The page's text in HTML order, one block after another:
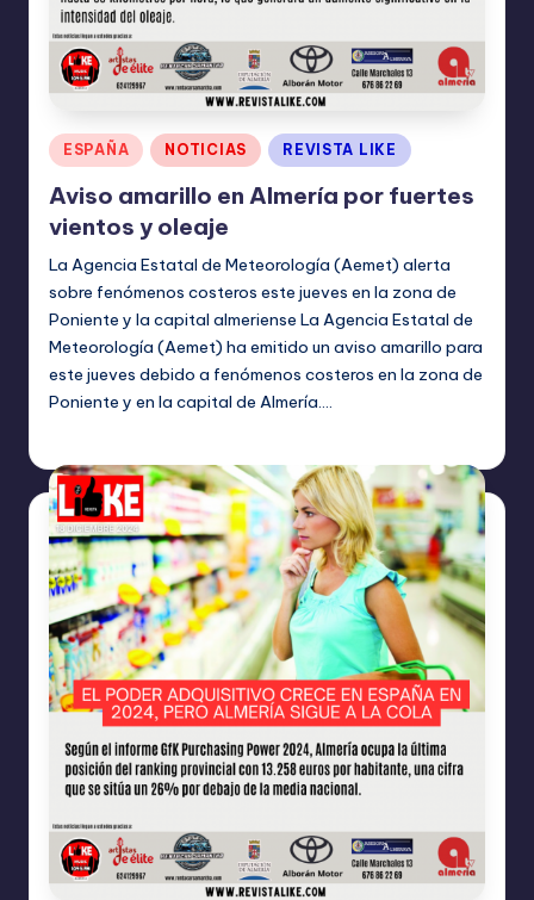
O
N
E
S
Publicado
en
ESPAÑA NOTICIAS REVISTA LIKE
Aviso amarillo en Almería por fuertes
vientos y oleaje
La Agencia Estatal de Meteorología (Aemet) alerta
sobre fenómenos costeros este jueves en la zona de
Poniente y la capital almeriense La Agencia Estatal de
Meteorología (Aemet) ha emitido un aviso amarillo para
este jueves debido a fenómenos costeros en la zona de
Poniente y en la capital de Almería.…